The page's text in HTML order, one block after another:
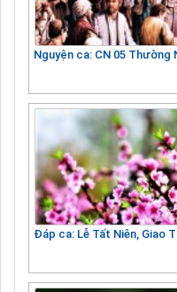
Nguyện ca: CN 05 Thường
Đáp ca: Lễ Tất Niên, Giao